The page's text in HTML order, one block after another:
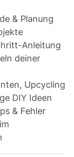
& Planung
Anleitung
deiner
Upcycling
DIY Ideen
& Fehler